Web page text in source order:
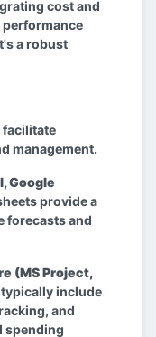
cost and
performance
a robust
facilitate
management.
Google
provide a
forecasts and
(MS Project,
include
and
spending